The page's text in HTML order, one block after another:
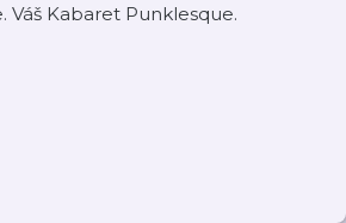
Váš Kabaret Punklesque.